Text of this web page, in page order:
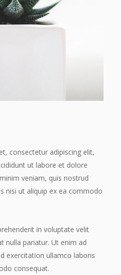
consectetur adipiscing elit,
ut labore et dolore
veniam, quis nostrud
nisi ut aliquip ex ea commodo
in voluptate velit
nulla pariatur. Ut enim ad
exercitation ullamco laboris
consequat.